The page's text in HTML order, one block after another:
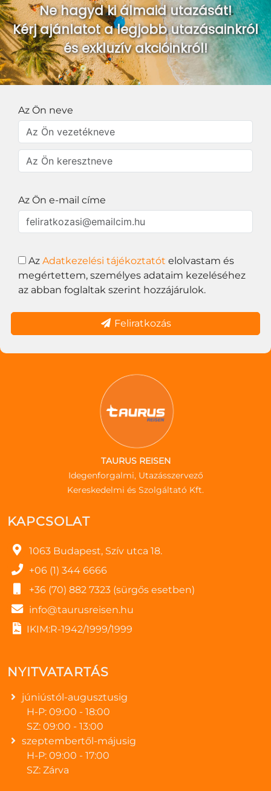
Ne hagyd ki álmaid utazását!
Kérj ajánlatot a legjobb utazásainkról
és exkluzív akcióinkról!
Az Ön neve
Az Ön e-mail címe
Az Adatkezelési tájékoztatót elolvastam és
megértettem, személyes adataim kezeléséhez
az abban foglaltak szerint hozzájárulok.
Feliratkozás
TAURUS REISEN
Idegenforgalmi, Utazásszervező
Kereskedelmi és Szolgáltató Kft.
KAPCSOLAT
1063 Budapest, Szív utca 18.
+06 (1) 344 6666
+36 (70) 882 7323 (sürgős esetben)
info@taurusreisen.hu
IKIM:R-1942/1999/1999
NYITVATARTÁS
júniústól-augusztusig
H-P: 09:00 - 18:00
SZ: 09:00 - 13:00
szeptembertől-májusig
H-P: 09:00 - 17:00
SZ: Zárva